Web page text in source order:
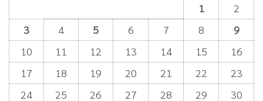
1
2
3
4 5 6 7 8
9
10
11 12 13 14 15
16
17
18 19 20 21 22
23
24
25 26 27 28 29 30